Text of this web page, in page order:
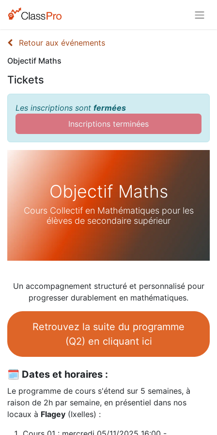
Retour aux événements
Objectif Maths
Tickets
Les inscriptions sont fermées
Inscriptions terminées
Objectif Maths
Cours Collectif en Mathématiques pour les
élèves de secondaire supérieur
Un accompagnement structuré et personnalisé pour
progresser durablement en mathématiques.
Retrouvez la suite du programme
(Q2) en cliquant ici
🗓️ Dates et horaires :
Le programme de cours s'étend sur 5 semaines, à
raison de 2h par semaine, en présentiel dans nos
locaux à Flagey (Ixelles) :